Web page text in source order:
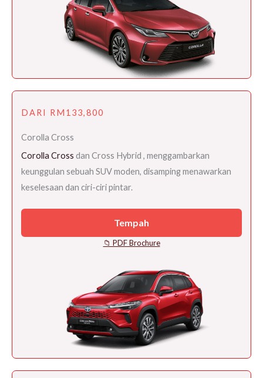
DARI RM133,800
Corolla Cross
Corolla Cross dan Cross Hybrid , menggambarkan
keunggulan sebuah SUV moden, disamping menawarkan
keselesaan dan ciri-ciri pintar.
Tempah
📁 PDF Brochure